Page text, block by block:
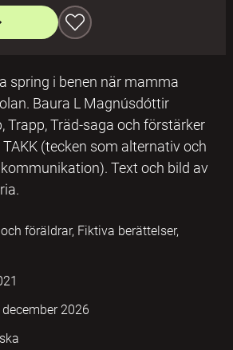
spring i benen när mamma
Baura L Magnúsdóttir
Trapp, Träd-saga och förstärker
(tecken som alternativ och
Text och bild av
föräldrar, Fiktiva berättelser,
2026